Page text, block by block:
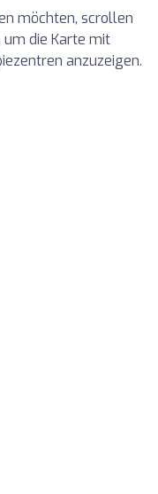
möchten, scrollen
um die Karte mit
anzuzeigen.